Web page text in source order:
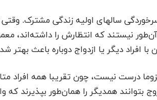
سرخوردگی سالهای اولیه زندگی مشترک.
نیستند که انتظارش را داشته‌اند،
با افراد دیگر یا ازدواج دوباره باعث
درست نیست، چون تقریبا همه افراد
بتوانند همدیگر را همان‌طور بپذیرند